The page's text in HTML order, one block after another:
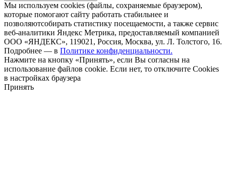
Мы используем cookies (файлы, сохраняемые браузером),
которые помогают сайту работать стабильнее и
позволяютсобирать статистику посещаемости, а также сервис
веб-аналитики Яндекс Метрика, предоставляемый компанией
ООО «ЯНДЕКС», 119021, Россия, Москва, ул. Л. Толстого, 16.
Подробнее — в Политике конфиденциальности.
Нажмите на кнопку «Принять», если Вы согласны на
использование файлов cookie. Если нет, то отключите Cookies
в настройках браузера
Принять